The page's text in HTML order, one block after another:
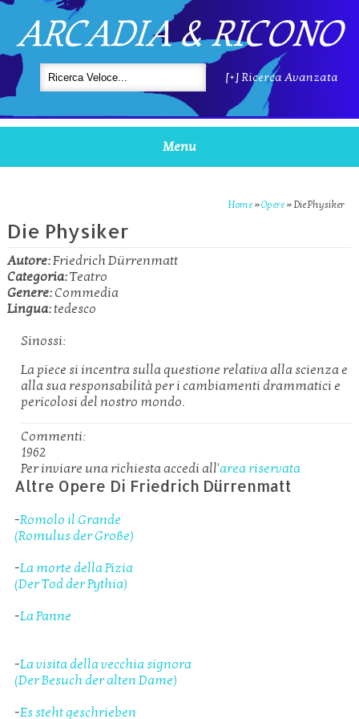
ARCADIA & RICONO
[+] Ricerca Avanzata
Menu
Home »Opere » Die Physiker
Die Physiker
Autore:Friedrich Dürrenmatt
Categoria:Teatro
Genere:Commedia
Lingua:tedesco
Sinossi:
La piece si incentra sulla questione relativa alla scienza e
alla sua responsabilità per i cambiamenti drammatici e
pericolosi del nostro mondo.
Commenti:
1962
Per inviare una richiesta accedi all'area riservata
Altre Opere Di Friedrich Dürrenmatt
-Romolo il Grande
(Romulus der Große)
-La morte della Pizia
(Der Tod der Pythia)
-La Panne
-La visita della vecchia signora
(Der Besuch der alten Dame)
-Es steht geschrieben